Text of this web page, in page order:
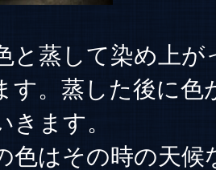
と蒸して染め上が
す。蒸した後に色
きます。
色はその時の天候